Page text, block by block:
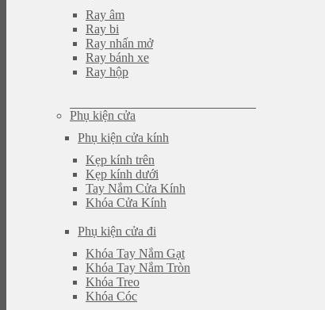
Ray âm
Ray bi
Ray nhấn mở
Ray bánh xe
Ray hộp
Phụ kiện cửa
Phụ kiện cửa kính
Kẹp kính trên
Kẹp kính dưới
Tay Nắm Cửa Kính
Khóa Cửa Kính
Phụ kiện cửa đi
Khóa Tay Nắm Gạt
Khóa Tay Nắm Tròn
Khóa Treo
Khóa Cóc